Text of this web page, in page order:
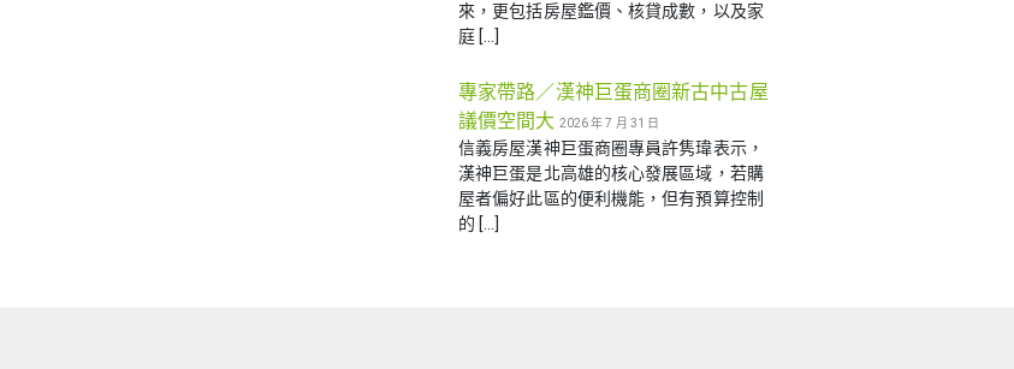
來，更包括房屋鑑價、核貸成數，以及家
庭 […]
專家帶路／漢神巨蛋商圈新古中古屋
議價空間大 2026 年 7 月 31 日
信義房屋漢神巨蛋商圈專員許隽瑋表示，
漢神巨蛋是北高雄的核心發展區域，若購
屋者偏好此區的便利機能，但有預算控制
的 […]